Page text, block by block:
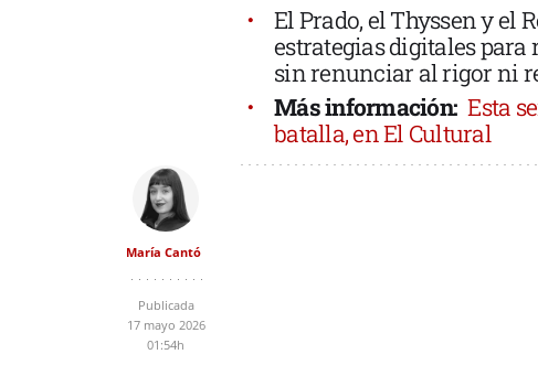
El Prado, el Thyssen y el
estrategias digitales
sin renunciar al rigor ni
Más información: Esta
batalla, en El Cultural
María Cantó
Publicada
17 mayo 2026
01:54h